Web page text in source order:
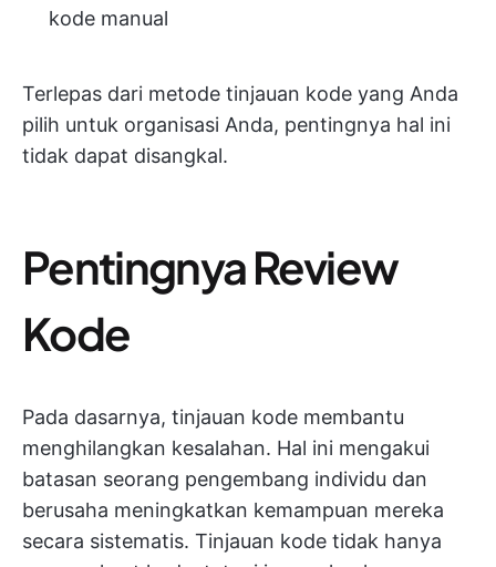
kode manual
Terlepas dari metode tinjauan kode yang Anda
pilih untuk organisasi Anda, pentingnya hal ini
tidak dapat disangkal.
Pentingnya Review
Kode
Pada dasarnya, tinjauan kode membantu
menghilangkan kesalahan. Hal ini mengakui
batasan seorang pengembang individu dan
berusaha meningkatkan kemampuan mereka
secara sistematis. Tinjauan kode tidak hanya